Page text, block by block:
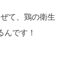
て、鶏の衛生
です！